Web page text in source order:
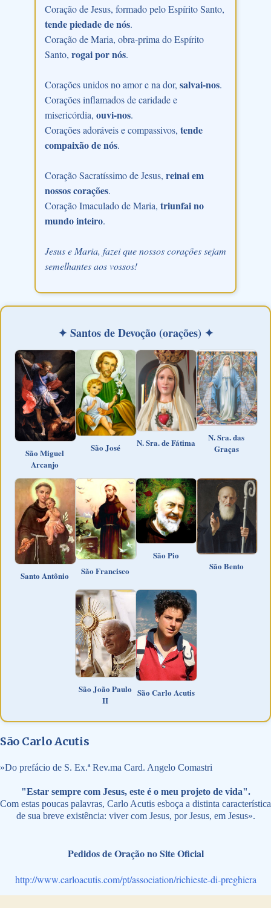
Coração de Jesus, formado pelo Espírito Santo,
tende piedade de nós.
Coração de Maria, obra-prima do Espírito
Santo, rogai por nós.
Corações unidos no amor e na dor, salvai-nos.
Corações inflamados de caridade e
misericórdia, ouvi-nos.
Corações adoráveis e compassivos, tende
compaixão de nós.
Coração Sacratíssimo de Jesus, reinai em
nossos corações.
Coração Imaculado de Maria, triunfai no
mundo inteiro.
Jesus e Maria, fazei que nossos corações sejam
semelhantes aos vossos!
✦ Santos de Devoção (orações) ✦
São Miguel
Arcanjo
São José N. Sra. de Fátima
N. Sra. das
Graças
Santo Antônio São Francisco
São Pio
São Bento
São João Paulo
II
São Carlo Acutis
São Carlo Acutis
»Do prefácio de S. Ex.ª Rev.ma Card. Angelo Comastri
"Estar sempre com Jesus, este é o meu projeto de vida".
Com estas poucas palavras, Carlo Acutis esboça a distinta característica
de sua breve existência: viver com Jesus, por Jesus, em Jesus».
Pedidos de Oração no Site Oficial
http://www.carloacutis.com/pt/association/richieste-di-preghiera